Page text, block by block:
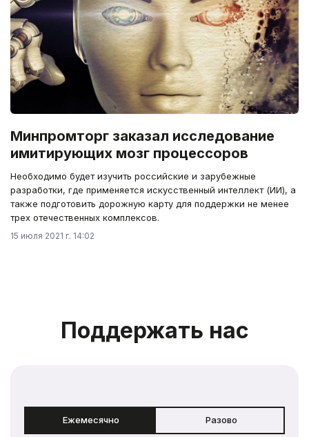
Минпромторг заказал исследование
имитирующих мозг процессоров
Необходимо будет изучить российские и зарубежные
разработки, где применяется искусственный интеллект (ИИ), а
также подготовить дорожную карту для поддержки не менее
трех отечественных комплексов.
15 июля 2021 г. 14:02
Поддержать нас
Ежемесячно Разово